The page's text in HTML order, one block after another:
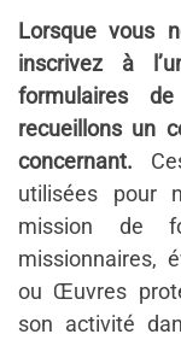
Lorsque vous
inscrivez à
formulaires
recueillons un
concernant.
utilisées pour
mission de
missionnaires,
ou Œuvres
son activité